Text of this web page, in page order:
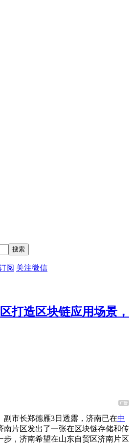
阅 关注微信
打造区块链应用场景，
副市长郑德雁3日透露，济南已在中
南片区发出了一张在区块链存储和传
步，济南希望在山东自贸区济南片区